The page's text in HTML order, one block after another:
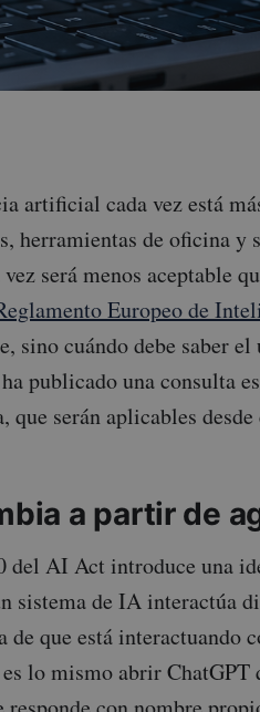
artificial cada vez está
herramientas de oficina
será menos aceptable
Europeo de
sino cuándo debe saber
publicado una consulta
que serán aplicables
a partir de
del AI Act introduce una
sistema de IA interactúa
de que está interactuando
lo mismo abrir ChatGPT